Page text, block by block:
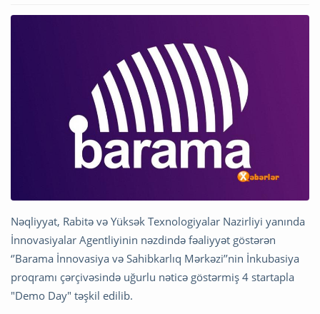
Nəqliyyat, Rabitə və Yüksək Texnologiyalar Nazirliyi yanında
İnnovasiyalar Agentliyinin nəzdində fəaliyyət göstərən
‘’Barama İnnovasiya və Sahibkarlıq Mərkəzi’’nin İnkubasiya
proqramı çərçivəsində uğurlu nəticə göstərmiş 4 startapla
"Demo Day" təşkil edilib.